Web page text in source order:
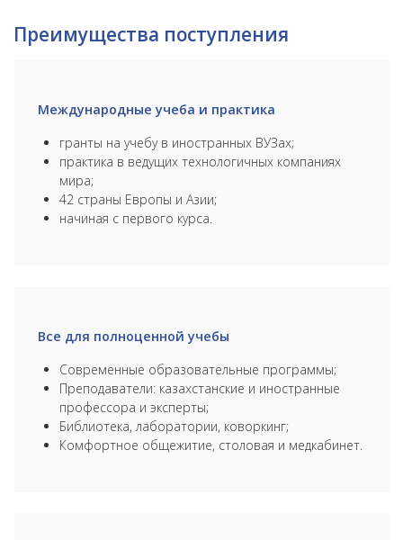
Преимущества поступления
Международные учеба и практика
гранты на учебу в иностранных ВУЗах;
практика в ведущих технологичных компаниях
мира;
42 страны Европы и Азии;
начиная с первого курса.
Все для полноценной учебы
Современные образовательные программы;
Преподаватели: казахстанские и иностранные
профессора и эксперты;
Библиотека, лаборатории, коворкинг;
Комфортное общежитие, столовая и медкабинет.